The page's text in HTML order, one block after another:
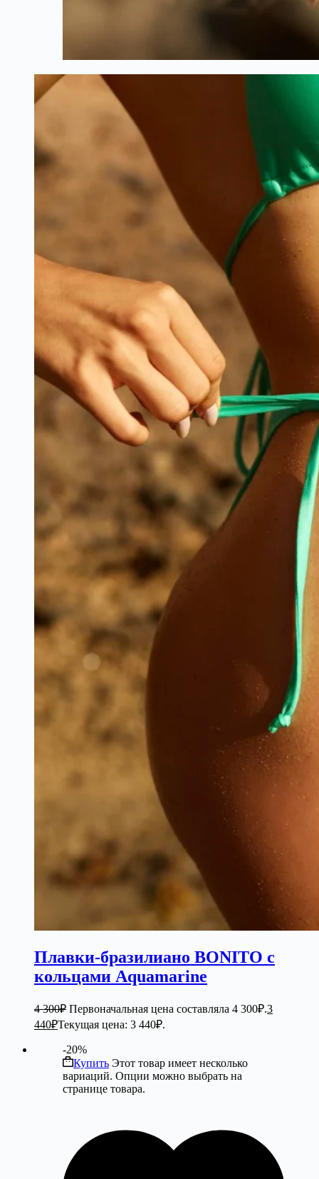
Плавки-бразилиано BONITO с
кольцами Aquamarine
4 300₽ Первоначальная цена составляла 4 300₽.3
440₽Текущая цена: 3 440₽.
-20%
Купить Этот товар имеет несколько
вариаций. Опции можно выбрать на
странице товара.